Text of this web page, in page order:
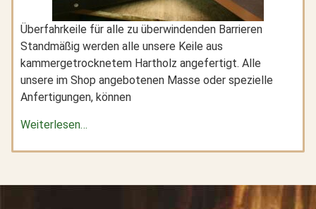
Überfahrkeile für alle zu überwindenden Barrieren
Standmäßig werden alle unsere Keile aus
kammergetrocknetem Hartholz angefertigt. Alle
unsere im Shop angebotenen Masse oder spezielle
Anfertigungen, können
Weiterlesen…